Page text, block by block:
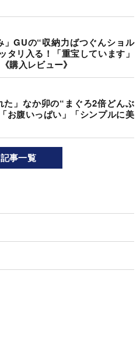
」GUの“収納力ばつぐんショル
タリ入る！「重宝しています」
購入レビュー》
た」なか卯の“まぐろ2倍どんぶ
お腹いっぱい」「シンプルに美
事一覧